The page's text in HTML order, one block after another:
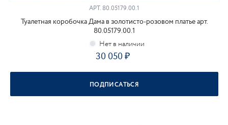
АРТ. 80.05179.00.1
Туалетная коробочка Дама в золотисто-розовом платье арт.
80.05179.00.1
30 050
ПОДПИСАТЬСЯ